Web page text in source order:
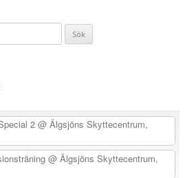
2 @ Älgsjöns Skyttecentrum,
@ Älgsjöns Skyttecentrum,